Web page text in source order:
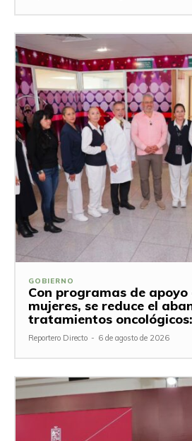
GOBIERNO
Con programas de apoyo
mujeres, se reduce el
tratamientos
Reportero Directo - 6 de agosto de 2026